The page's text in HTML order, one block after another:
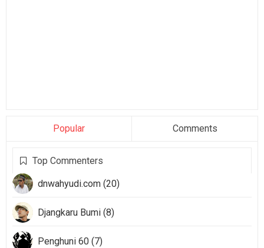
Popular Comments
Top Commenters
dnwahyudi.com (20)
Djangkaru Bumi (8)
Penghuni 60 (7)